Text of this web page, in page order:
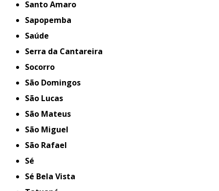
Santo Amaro
Sapopemba
Saúde
Serra da Cantareira
Socorro
São Domingos
São Lucas
São Mateus
São Miguel
São Rafael
Sé
Sé Bela Vista